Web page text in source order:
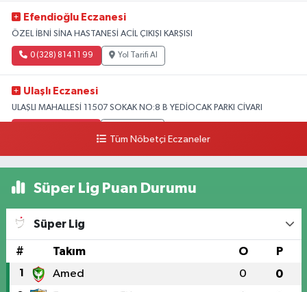
Efendioğlu Eczanesi
ÖZEL İBNİ SİNA HASTANESİ ACİL ÇIKIŞI KARŞISI
0 (328) 814 11 99 Yol Tarifi Al
Ulaşlı Eczanesi
ULAŞLI MAHALLESİ 11507 SOKAK NO:8 B YEDİOCAK PARKI CİVARI
Tüm Nöbetçi Eczaneler
Süper Lig Puan Durumu
Süper Lig
# Takım O P
1 Amed 0 0